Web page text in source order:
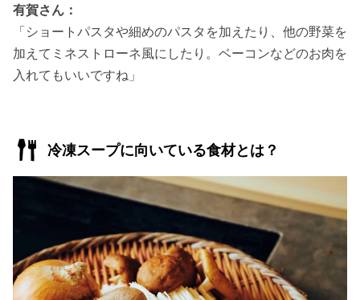
有賀さん：
「ショートパスタや細めのパスタを加えたり、他の野菜を
加えてミネストローネ風にしたり。ベーコンなどのお肉を
入れてもいいですね」
冷凍スープに向いている食材とは？